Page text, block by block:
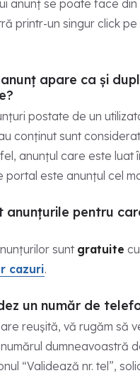
anunț se poate face din
printr-un singur click pe
apare ca și
postate de un
conținut sunt
anunțul care este luat
portal este anunțul cel
anunțurile pentru
sunt gratuite
cazuri.
un număr de
reuşită, vă rugăm să
dumneavoastră
“Validează nr. tel”,